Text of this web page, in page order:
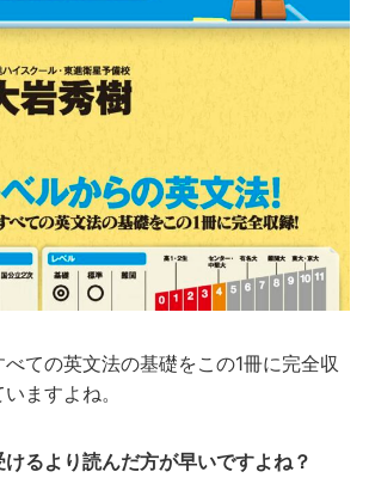
べての英文法の基礎をこの1冊に完全収
ますよね。
るより読んだ方が早いですよね？